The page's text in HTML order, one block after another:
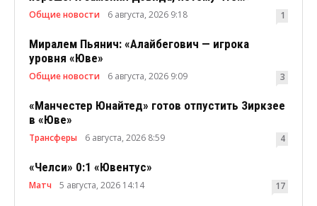
Общие новости 6 августа, 2026 9:18 1
Миралем Пьянич: «Алайбегович — игрока
уровня «Юве»
Общие новости 6 августа, 2026 9:09 3
«Манчестер Юнайтед» готов отпустить Зиркзее
в «Юве»
Трансферы 6 августа, 2026 8:59 4
«Челси» 0:1 «Ювентус»
Матч 5 августа, 2026 14:14 17